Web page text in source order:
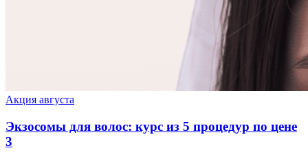
Акция августа
Экзосомы для волос: курс из 5 процедур по цене
3